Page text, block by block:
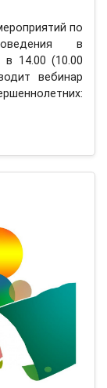
по
в
14.00 (10.00
вебинар